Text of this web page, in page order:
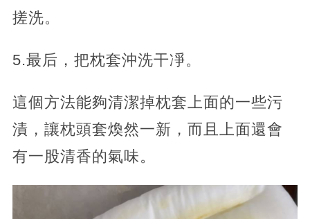
搓洗。
5.最后，把枕套沖洗干凈。
這個方法能夠清潔掉枕套上面的一些污
漬，讓枕頭套煥然一新，而且上面還會
有一股清香的氣味。